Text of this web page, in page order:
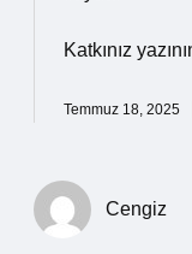
Katkınız
Temmuz 18, 2025
Cengiz